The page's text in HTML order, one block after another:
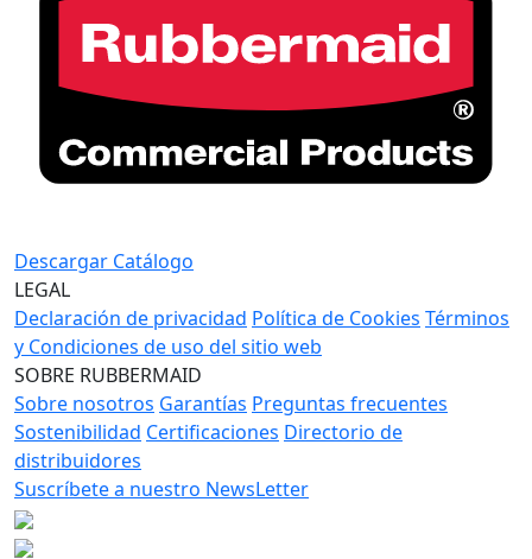
Descargar Catálogo
LEGAL
Declaración de privacidad Política de Cookies Términos
y Condiciones de uso del sitio web
SOBRE RUBBERMAID
Sobre nosotros Garantías Preguntas frecuentes
Sostenibilidad Certificaciones Directorio de
distribuidores
Suscríbete a nuestro NewsLetter